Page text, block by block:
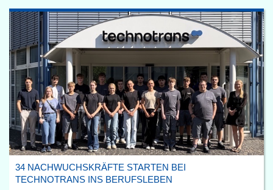
34 NACHWUCHSKRÄFTE STARTEN BEI
TECHNOTRANS INS BERUFSLEBEN